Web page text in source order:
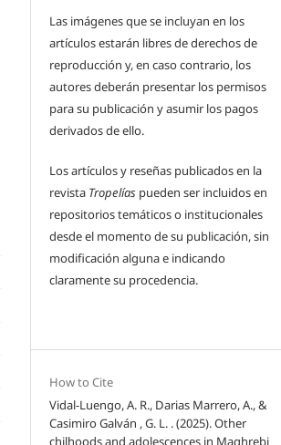
Las imágenes que se incluyan en los
artículos estarán libres de derechos de
reproducción y, en caso contrario, los
autores deberán presentar los permisos
para su publicación y asumir los pagos
derivados de ello.
Los artículos y reseñas publicados en la
revista Tropelías pueden ser incluidos en
repositorios temáticos o institucionales
desde el momento de su publicación, sin
modificación alguna e indicando
claramente su procedencia.
How to Cite
Vidal-Luengo, A. R., Darias Marrero, A., &
Casimiro Galván , G. L. . (2025). Other
chilhoods and adolescences in Maghrebi